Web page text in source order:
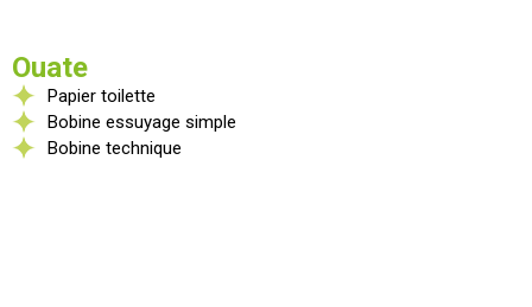
Ouate
Papier toilette
Bobine essuyage simple
Bobine technique